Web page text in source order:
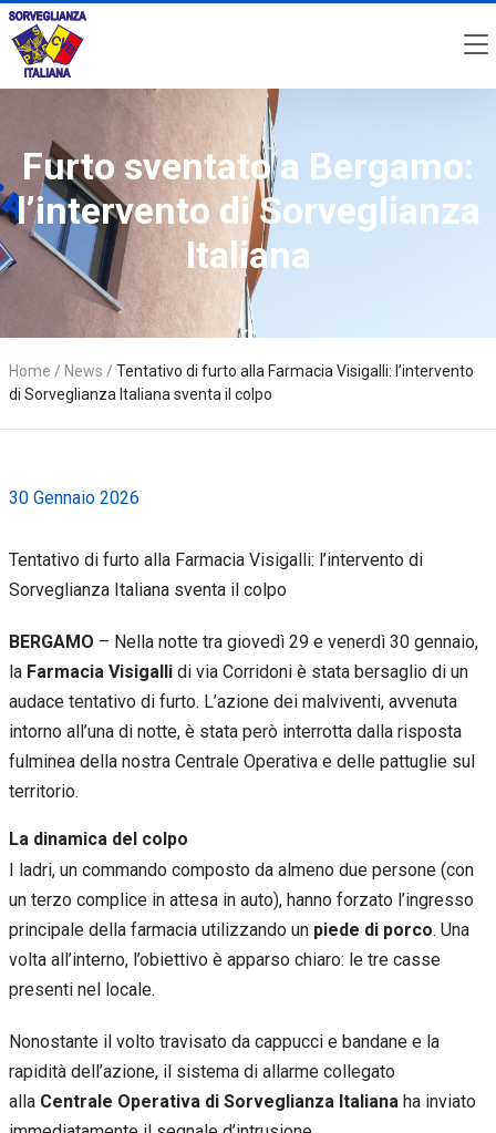
Furto sventato a Bergamo:
l’intervento di Sorveglianza
Italiana
Home / News / Tentativo di furto alla Farmacia Visigalli: l’intervento
di Sorveglianza Italiana sventa il colpo
30 Gennaio 2026
Tentativo di furto alla Farmacia Visigalli: l’intervento di
Sorveglianza Italiana sventa il colpo
BERGAMO – Nella notte tra giovedì 29 e venerdì 30 gennaio,
la Farmacia Visigallidi via Corridoni è stata bersaglio di un
audace tentativo di furto. L’azione dei malviventi, avvenuta
intorno all’una di notte, è stata però interrotta dalla risposta
fulminea della nostra Centrale Operativa e delle pattuglie sul
territorio.
La dinamica del colpo
I ladri, un commando composto da almeno due persone (con
un terzo complice in attesa in auto), hanno forzato l’ingresso
principale della farmacia utilizzando un piede di porco. Una
volta all’interno, l’obiettivo è apparso chiaro: le tre casse
presenti nel locale.
Nonostante il volto travisato da cappucci e bandane e la
rapidità dell’azione, il sistema di allarme collegato
alla Centrale Operativa di Sorveglianza Italianaha inviato